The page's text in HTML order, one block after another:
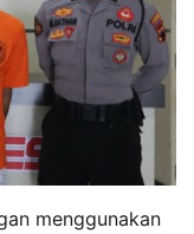
menggunakan